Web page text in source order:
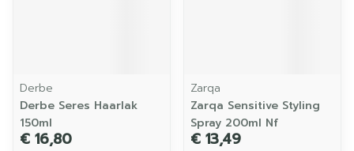
Derbe
Derbe Seres Haarlak
150ml
€ 16,80
Zarqa
Zarqa Sensitive Styling
Spray 200ml Nf
€ 13,49